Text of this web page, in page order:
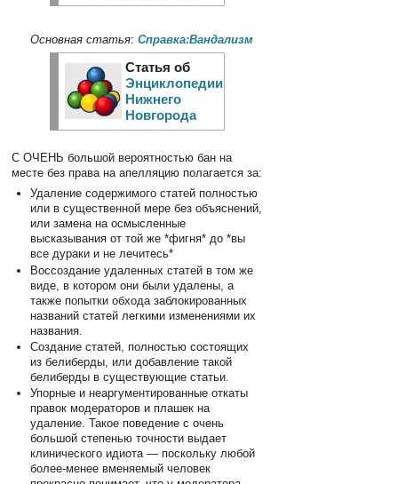
Основная статья: Справка:Вандализм
Статья об
Энциклопедии
Нижнего
Новгорода
С ОЧЕНЬ большой вероятностью бан на
месте без права на апелляцию полагается за:
Удаление содержимого статей полностью
или в существенной мере без объяснений,
или замена на осмысленные
высказывания от той же *фигня* до *вы
все дураки и не лечитесь*
Воссоздание удаленных статей в том же
виде, в котором они были удалены, а
также попытки обхода заблокированных
названий статей легкими изменениями их
названия.
Создание статей, полностью состоящих
из белиберды, или добавление такой
белиберды в существующие статьи.
Упорные и неаргументированные откаты
правок модераторов и плашек на
удаление. Такое поведение с очень
большой степенью точности выдает
клинического идиота — поскольку любой
более-менее вменяемый человек